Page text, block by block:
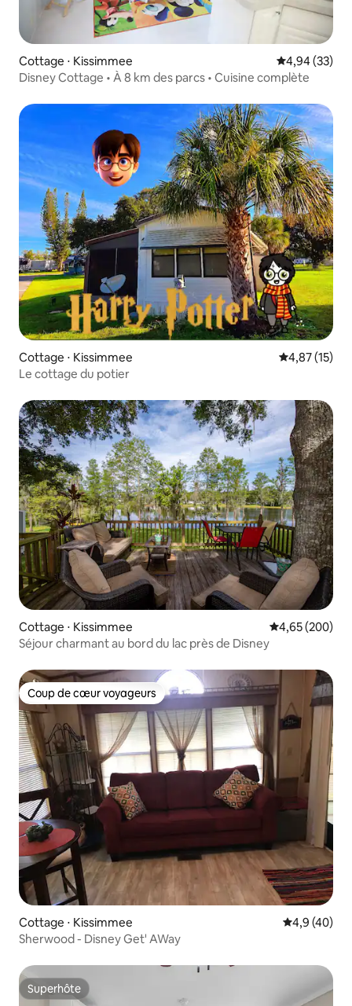
Cottage ⋅ Kissimmee Évaluation
4,94 (33)
Disney Cottage • À 8 km des parcs • Cuisine complète
Cottage ⋅ Kissimmee Évaluation
4,87 (15)
Le cottage du potier
Cottage ⋅ Kissimmee Évaluation
4,65 (200)
Séjour charmant au bord du lac près de Disney
Coup de cœur voyageurs
Coup de cœur voyageurs
Cottage ⋅ Kissimmee Évaluation
4,9 (40)
Sherwood - Disney Get' AWay
Superhôte
Superhôte